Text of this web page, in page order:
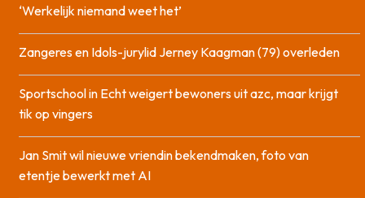
‘Werkelijk niemand weet het’
Zangeres en Idols-jurylid Jerney Kaagman (79) overleden
Sportschool in Echt weigert bewoners uit azc, maar krijgt
tik op vingers
Jan Smit wil nieuwe vriendin bekendmaken, foto van
etentje bewerkt met AI